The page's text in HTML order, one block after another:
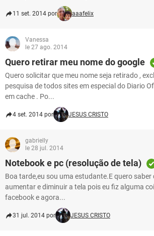
11 set. 2014 por aaafelix
Vanessa
le 27 ago. 2014
Quero retirar meu nome do google
Quero solicitar que meu nome seja retirado ,
pesquisa de todos sites em especial do Diario
em cache . Po...
4 set. 2014 por JESUS CRISTO
gabrielly
le 28 jul. 2014
Notebook e pc (resolução de tela)
Boa tarde,eu sou uma estudante.E quero saber
aumentar e diminuir a tela pois eu fiz alguma
facebook e agora...
31 jul. 2014 por JESUS CRISTO